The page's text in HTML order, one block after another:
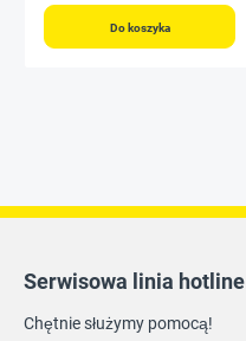
Do koszyka
Serwisowa linia hotline
Chętnie służymy pomocą!